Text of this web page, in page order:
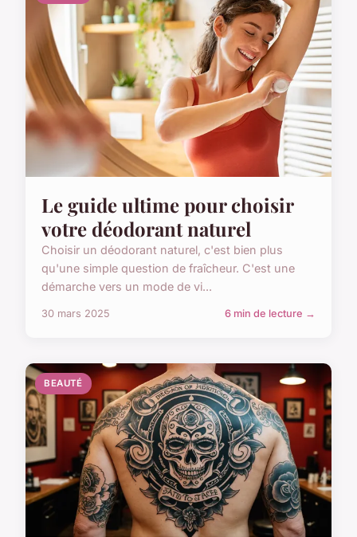
Le guide ultime pour choisir
votre déodorant naturel
Choisir un déodorant naturel, c'est bien plus
qu'une simple question de fraîcheur. C'est une
démarche vers un mode de vi...
30 mars 2025 6 min de lecture →
BEAUTÉ